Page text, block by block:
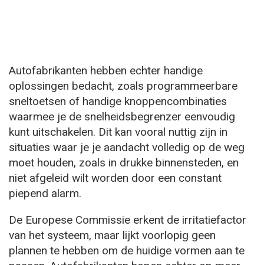
Autofabrikanten hebben echter handige
oplossingen bedacht, zoals programmeerbare
sneltoetsen of handige knoppencombinaties
waarmee je de snelheidsbegrenzer eenvoudig
kunt uitschakelen. Dit kan vooral nuttig zijn in
situaties waar je je aandacht volledig op de weg
moet houden, zoals in drukke binnensteden, en
niet afgeleid wilt worden door een constant
piepend alarm.
De Europese Commissie erkent de irritatiefactor
van het systeem, maar lijkt voorlopig geen
plannen te hebben om de huidige vormen aan te